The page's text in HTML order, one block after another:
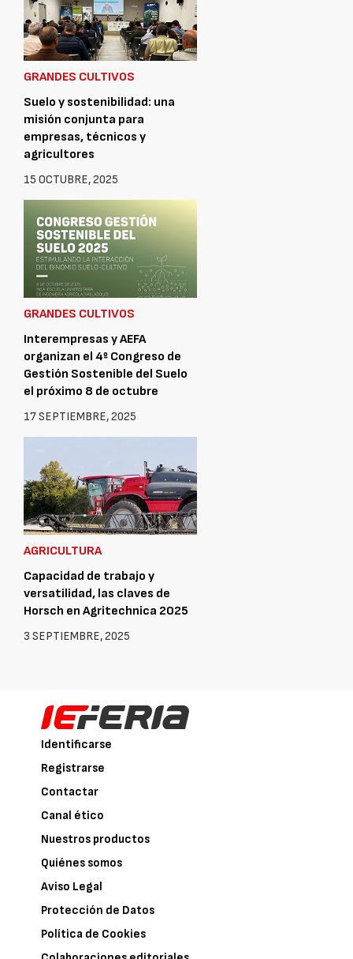
GRANDES CULTIVOS
Suelo y sostenibilidad: una
misión conjunta para
empresas, técnicos y
agricultores
15 OCTUBRE, 2025
GRANDES CULTIVOS
Interempresas y AEFA
organizan el 4º Congreso de
Gestión Sostenible del Suelo
el próximo 8 de octubre
17 SEPTIEMBRE, 2025
AGRICULTURA
Capacidad de trabajo y
versatilidad, las claves de
Horsch en Agritechnica 2025
3 SEPTIEMBRE, 2025
Identificarse
Registrarse
Contactar
Canal ético
Nuestros productos
Quiénes somos
Aviso Legal
Protección de Datos
Política de Cookies